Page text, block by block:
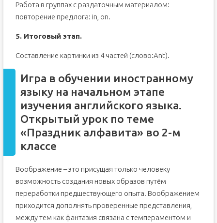
Работа в группах с раздаточным материалом:
повторение предлога: in, on.
5. Итоговый этап.
Составление картинки из 4 частей (слово:Ant).
Игра в обучении иностранному
языку на начальном этапе
изучения английского языка.
Открытый урок по теме
«Праздник алфавита» во 2-м
классе
Воображение – это присущая только человеку
возможность создания новых образов путём
переработки предшествующего опыта. Воображением
приходится дополнять проверенные представления,
между тем как фантазия связана с темпераментом и